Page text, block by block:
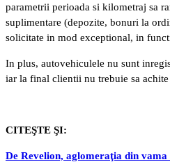
parametrii perioada si kilometraj sa
suplimentare (depozite, bonuri la
solicitate in mod exceptional, in
In plus, autovehiculele nu sunt
iar la final clientii nu trebuie sa
CITEŞTE ŞI:
De Revelion, aglomeraţia din